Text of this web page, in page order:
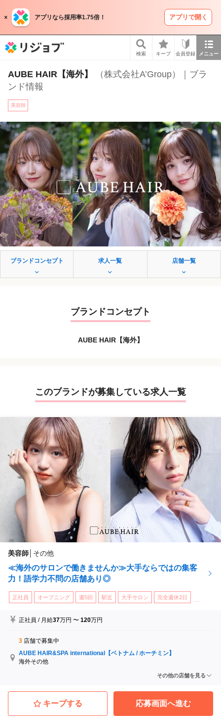
アプリなら採用率1.75倍！ アプリで開く
検索 キープ 会員登録 メニュー
AUBE HAIR【海外】
（株式会社A’Group）｜ブラ
ンド情報
美容師
ブランドコンセプト 求人一覧 店舗一覧
ブランドコンセプト
AUBE HAIR【海外】
このブランドが募集している求人一覧
美容師 その他
≪海外のサロンで働きませんか≫大手ならではの集客
力！語学力不問の店舗あり◎
正社員 オープニング 週5回 駅近 大手サロン 完全週休2日
正社員 / 月給37万円 〜120万円
3 店舗で募集中
AUBE HAIR&SPA international【ベトナム / ホーチミン】
海外その他
AUBE International Hair Salon【マレーシア】
海外その他
その他の店舗を見る
キープする 応募画面へ進む